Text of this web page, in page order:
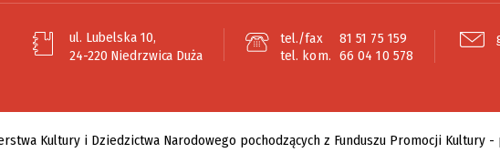
ul. Lubelska 10,
24-220 Niedrzwica Duża
tel./fax
81 51 75 159
tel. kom. 66 04 10 578